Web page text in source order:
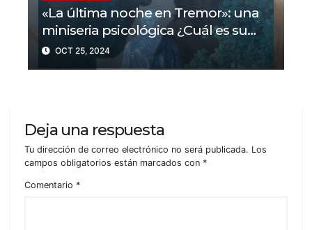
«La última noche en Tremor»: una
miniseria psicológica ¿Cuál es su
trama?
OCT 25, 2024
Deja una respuesta
Tu dirección de correo electrónico no será publicada. Los
campos obligatorios están marcados con *
Comentario *